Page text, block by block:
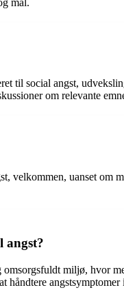
til social angst,
om relevante
velkommen, uanset om
angst?
miljø, hvor
angstsymptomer